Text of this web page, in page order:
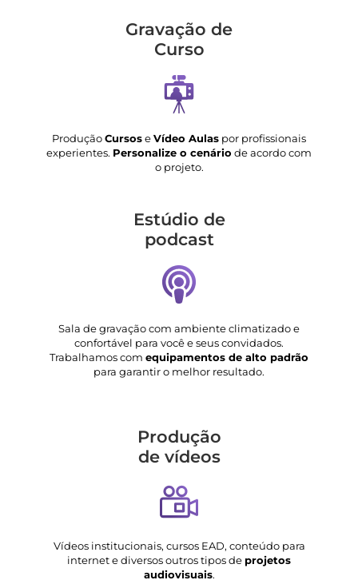
Gravação de
Curso
ProduçãoCursoseVídeo Aulas por profissionais
experientes. Personalize o cenário de acordo com
o projeto.
Estúdio de
podcast
Sala de gravação com ambiente climatizado e
confortável para você e seus convidados.
Trabalhamos com equipamentos de alto padrão
para garantir o melhor resultado.
Produção
de vídeos
Vídeos institucionais, cursos EAD, conteúdo para
internet e diversos outros tipos de projetos
audiovisuais.